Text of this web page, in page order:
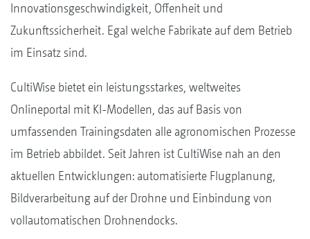
Innovationsgeschwindigkeit, Offenheit und
Zukunftssicherheit. Egal welche Fabrikate auf dem Betrieb
im Einsatz sind.
CultiWise bietet ein leistungsstarkes, weltweites
Onlineportal mit KI-Modellen, das auf Basis von
umfassenden Trainingsdaten alle agronomischen Prozesse
im Betrieb abbildet. Seit Jahren ist CultiWise nah an den
aktuellen Entwicklungen: automatisierte Flugplanung,
Bildverarbeitung auf der Drohne und Einbindung von
vollautomatischen Drohnendocks.